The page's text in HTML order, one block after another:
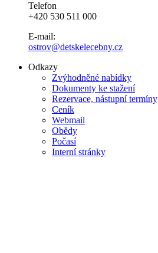
Telefon
+420 530 511 000
E-mail:
ostrov@detskelecebny.cz
Odkazy
Zvýhodněné nabídky
Dokumenty ke stažení
Rezervace, nástupní termíny
Ceník
Webmail
Obědy
Počasí
Interní stránky